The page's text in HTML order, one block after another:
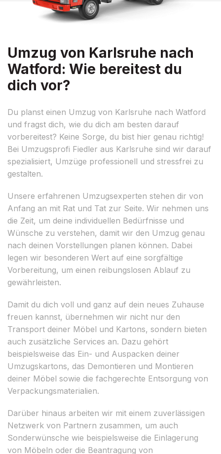
Umzug von Karlsruhe nach
Watford: Wie bereitest du
dich vor?
Du planst einen Umzug von Karlsruhe nach Watford
und fragst dich, wie du dich am besten darauf
vorbereitest? Keine Sorge, du bist hier genau richtig!
Bei Umzugsprofi Fiedler aus Karlsruhe sind wir darauf
spezialisiert, Umzüge professionell und stressfrei zu
gestalten.
Unsere erfahrenen Umzugsexperten stehen dir von
Anfang an mit Rat und Tat zur Seite. Wir nehmen uns
die Zeit, um deine individuellen Bedürfnisse und
Wünsche zu verstehen, damit wir den Umzug genau
nach deinen Vorstellungen planen können. Dabei
legen wir besonderen Wert auf eine sorgfältige
Vorbereitung, um einen reibungslosen Ablauf zu
gewährleisten.
Damit du dich voll und ganz auf dein neues Zuhause
freuen kannst, übernehmen wir nicht nur den
Transport deiner Möbel und Kartons, sondern bieten
auch zusätzliche Services an. Dazu gehört
beispielsweise das Ein- und Auspacken deiner
Umzugskartons, das Demontieren und Montieren
deiner Möbel sowie die fachgerechte Entsorgung von
Verpackungsmaterialien.
Darüber hinaus arbeiten wir mit einem zuverlässigen
Netzwerk von Partnern zusammen, um auch
Sonderwünsche wie beispielsweise die Einlagerung
von Möbeln oder die Beantragung von